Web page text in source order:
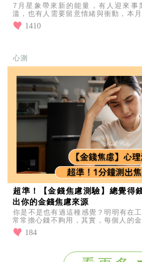
7月星象帶來新的能量，有人迎來事
溫，也有人需要留意情緒與衝動，本
金牛、雙子、巨蟹的愛情、工作與財運
1410
心測
超準！【金錢焦慮測驗】總覺得
出你的金錢焦慮來源
你是不是也有過這種感覺？明明有在
常常擔心錢不夠用，其實，每個人的
1 分鐘完成這個測驗，看看你的金錢焦
184